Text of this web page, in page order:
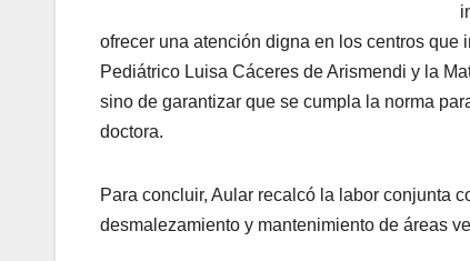
ofrecer una atención digna en los centros que
Pediátrico Luisa Cáceres de Arismendi y la
sino de garantizar que se cumpla la norma
doctora.
Para concluir, Aular recalcó la labor conjunta
desmalezamiento y mantenimiento de áreas